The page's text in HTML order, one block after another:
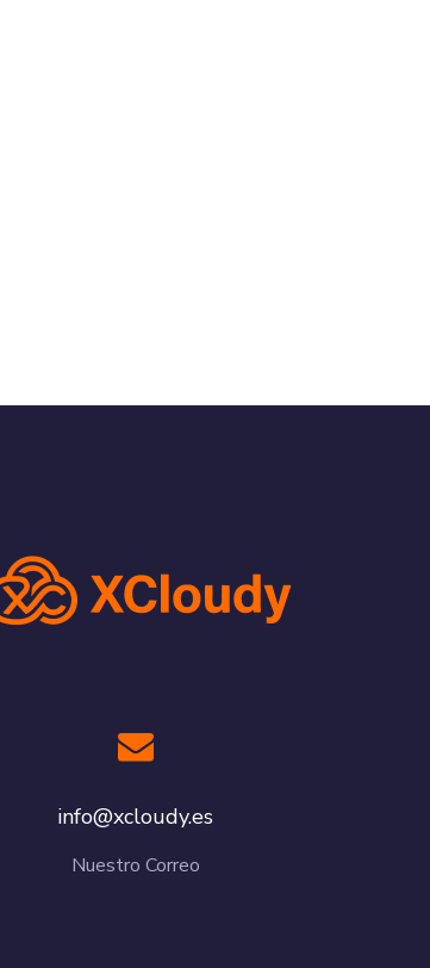
se.yduolcx@ofni
Nuestro Correo